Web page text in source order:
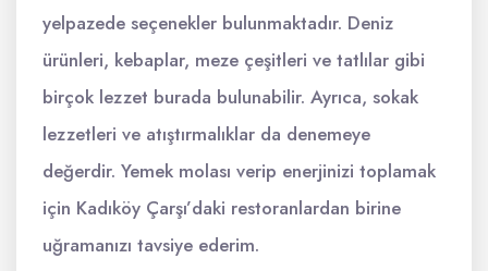
yelpazede seçenekler bulunmaktadır. Deniz
ürünleri, kebaplar, meze çeşitleri ve tatlılar gibi
birçok lezzet burada bulunabilir. Ayrıca, sokak
lezzetleri ve atıştırmalıklar da denemeye
değerdir. Yemek molası verip enerjinizi toplamak
için Kadıköy Çarşı’daki restoranlardan birine
uğramanızı tavsiye ederim.